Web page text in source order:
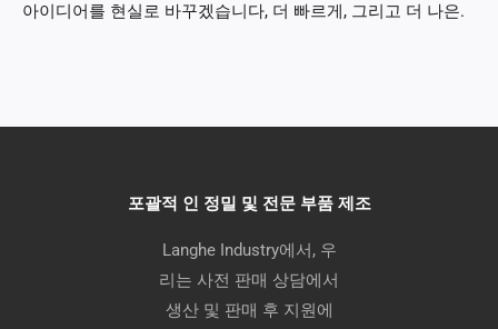
아이디어를 현실로 바꾸겠습니다, 더 빠르게, 그리고 더 나은.
포괄적 인 정밀 및 전문 부품 제조
Langhe Industry에서, 우
리는 사전 판매 상담에서
생산 및 판매 후 지원에